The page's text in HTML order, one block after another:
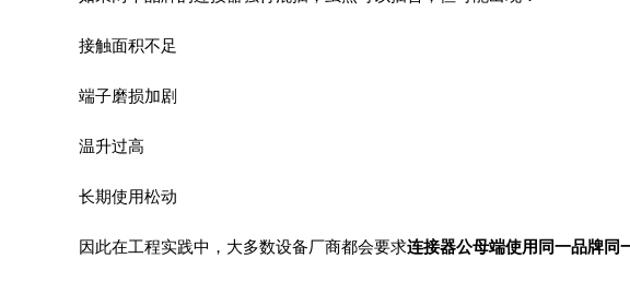
接触面积不足
端子磨损加剧
温升过高
长期使用松动
因此在工程实践中，大多数设备厂商都会要求连接器公母端使用同一品牌同